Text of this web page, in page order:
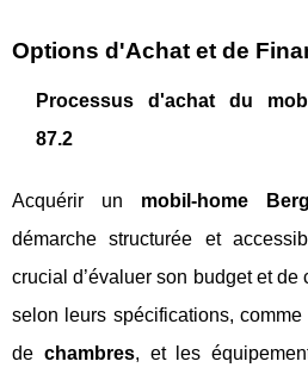
Options d'Achat et de
Processus d'achat du
87.2
Acquérir un mobil-home
démarche structurée et
crucial d’évaluer son budget et de
selon leurs spécifications, comme
de chambres, et les